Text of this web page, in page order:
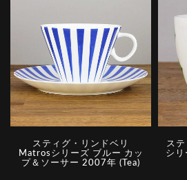
スティグ・リンドベリ
Matrosシリーズ ブルー カッ
プ＆ソーサー 2007年 (Tea)
ス
シリ